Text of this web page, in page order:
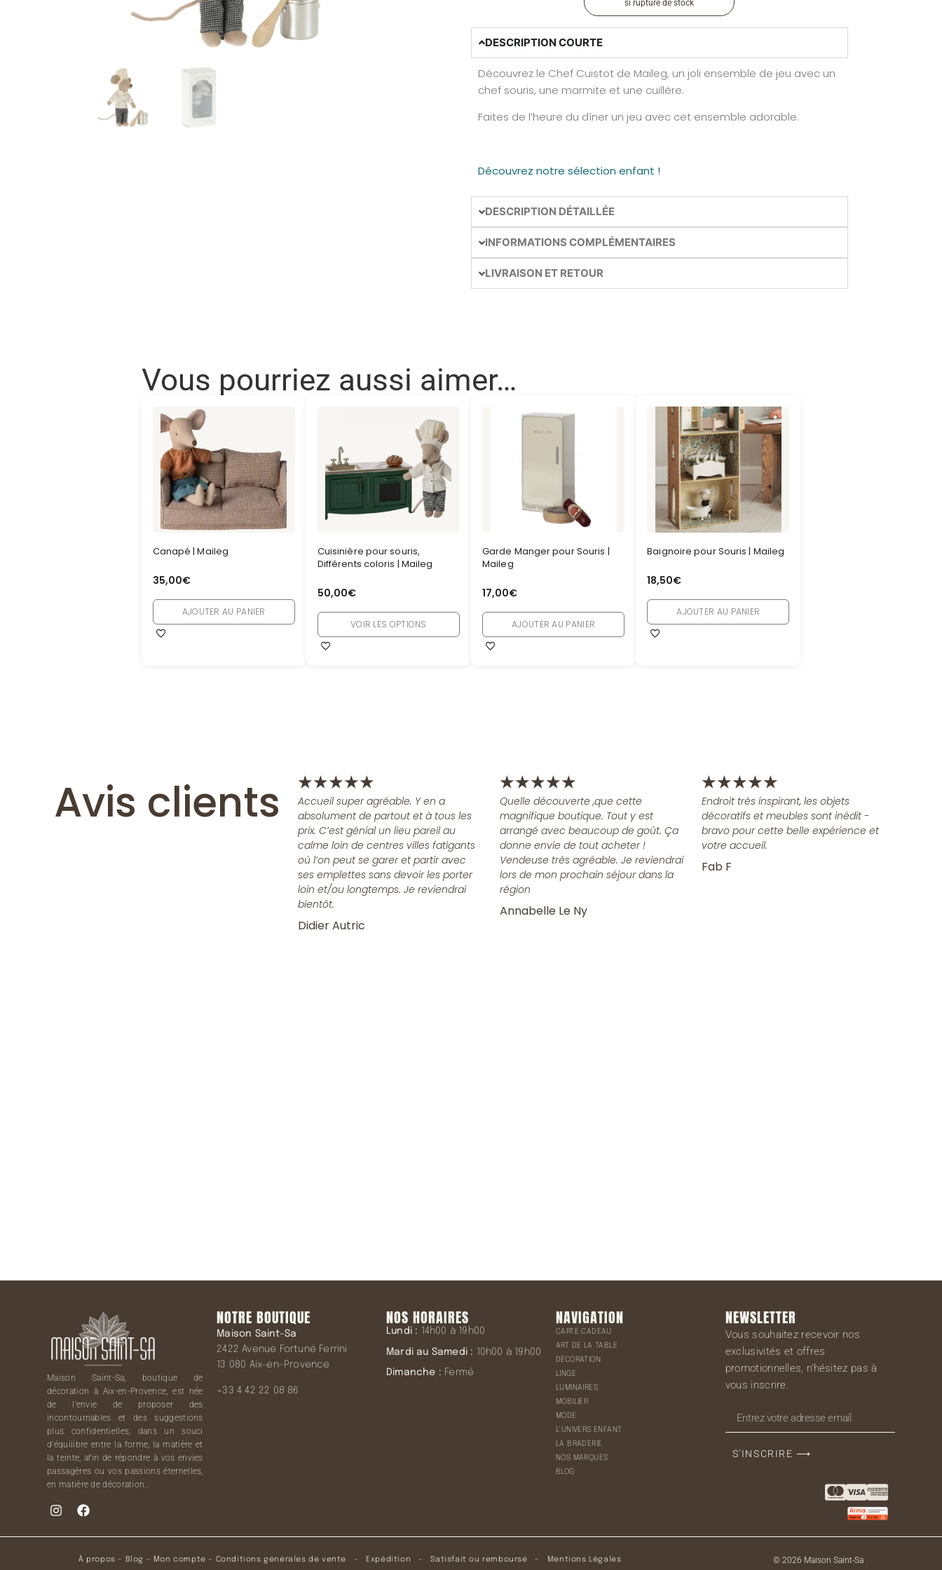
si rupture de stock
DESCRIPTION COURTE
Découvrez le Chef Cuistot de Maileg, un joli ensemble de jeu avec un
chef souris, une marmite et une cuillère.
Faites de l’heure du dîner un jeu avec cet ensemble adorable.
Découvrez notre sélection enfant !
DESCRIPTION DÉTAILLÉE
INFORMATIONS COMPLÉMENTAIRES
LIVRAISON ET RETOUR
Vous pourriez aussi aimer…
Canapé | Maileg
35,00€
AJOUTER AU PANIER
Cuisinière pour souris,
Différents coloris | Maileg
50,00€
VOIR LES OPTIONS
Garde Manger pour Souris |
Maileg
17,00€
AJOUTER AU PANIER
Baignoire pour Souris | Maileg
18,50€
AJOUTER AU PANIER
Avis clients ★★★★★
Accueil super agréable. Y en a
absolument de partout et à tous les
prix. C’est génial un lieu pareil au
calme loin de centres villes fatigants
où l’on peut se garer et partir avec
ses emplettes sans devoir les porter
loin et/ou longtemps. Je reviendrai
bientôt.
Didier Autric
★★★★★
Quelle découverte ,que cette
magnifique boutique. Tout y est
arrangé avec beaucoup de goût. Ça
donne envie de tout acheter !
Vendeuse très agréable. Je reviendrai
lors de mon prochain séjour dans la
région
Annabelle Le Ny
★★★★★
Endroit très inspirant, les objets
décoratifs et meubles sont inédit -
bravo pour cette belle expérience et
votre accueil.
Fab F
Maison Saint-Sa, boutique de
décoration à Aix-en-Provence, est née
de l’envie de proposer des
incontournables et des suggestions
plus confidentielles, dans un souci
d’équilibre entre la forme, la matière et
la teinte, afin de répondre à vos envies
passagères ou vos passions éternelles,
en matière de décoration…
NOTRE BOUTIQUE
Maison Saint-Sa
2422 Avenue Fortuné Ferrini
13 080 Aix-en-Provence
+33 4 42 22 08 86
NOS HORAIRES
Lundi : 14h00 à 19h00
Mardi au Samedi : 10h00 à 19h00
Dimanche : Fermé
NAVIGATION
CARTE CADEAU
ART DE LA TABLE
DÉCORATION
LINGE
LUMINAIRES
MOBILIER
MODE
L’UNIVERS ENFANT
LA BRADERIE
NOS MARQUES
BLOG
NEWSLETTER
Vous souhaitez recevoir nos
exclusivités et offres
promotionnelles, n’hésitez pas à
vous inscrire.
S'INSCRIRE ⟶
À propos – Blog – Mon compte – Conditions générales de vente – Expédition –Satisfait ou remboursé – Mentions Légales © 2026 Maison Saint-Sa